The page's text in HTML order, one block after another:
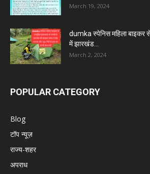
March 19, 2024
dumka स्पेनिस महिला बाइकर
में झारखंड...
March 2, 2024
POPULAR CATEGORY
Blog
टॉप न्यूज़
राज्य-शहर
अपराध